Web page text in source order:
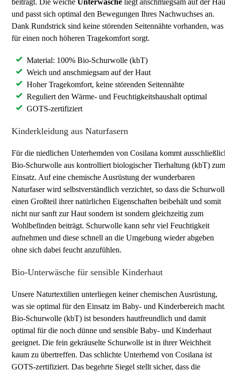
beiträgt. Die weiche Unterwäsche liegt anschmiegsam auf der
und passt sich optimal den Bewegungen Ihres Nachwuchses an.
Dank Rundstrick sind keine störenden Seitennähte vorhanden, was
für einen noch höheren Tragekomfort sorgt.
Material: 100% Bio-Schurwolle (kbT)
Weich und anschmiegsam auf der Haut
Hoher Tragekomfort, keine störenden Seitennähte
Reguliert den Wärme- und Feuchtigkeitshaushalt optimal
GOTS-zertifiziert
Kinderkleidung aus Naturfasern
Für die niedlichen Unterhemden von Cosilana kommt
Bio-Schurwolle aus kontrolliert biologischer Tierhaltung (kbT) zum
Einsatz. Auf eine chemische Ausrüstung der wunderbaren
Naturfaser wird selbstverständlich verzichtet, so dass die
einen Großteil ihrer natürlichen Eigenschaften beibehält und somit
nicht nur sanft zur Haut sondern ist sondern gleichzeitig zum
Wohlbefinden beiträgt. Schurwolle kann sehr viel Feuchtigkeit
aufnehmen und diese schnell an die Umgebung wieder abgeben
ohne sich dabei feucht anzufühlen.
Bio-Unterwäsche für sensible Kinderhaut
Unsere Naturtextilien unterliegen keiner chemischen Ausrüstung,
was sie optimal für den Einsatz im Baby- und Kinderbereich
Bio-Schurwolle (kbT) ist besonders hautfreundlich und damit
optimal für die noch dünne und sensible Baby- und Kinderhaut
geeignet. Die fein gekräuselte Schurwolle ist in ihrer Weichheit
kaum zu übertreffen. Das schlichte Unterhemd von Cosilana ist
GOTS-zertifiziert. Das begehrte Siegel stellt sicher, dass die